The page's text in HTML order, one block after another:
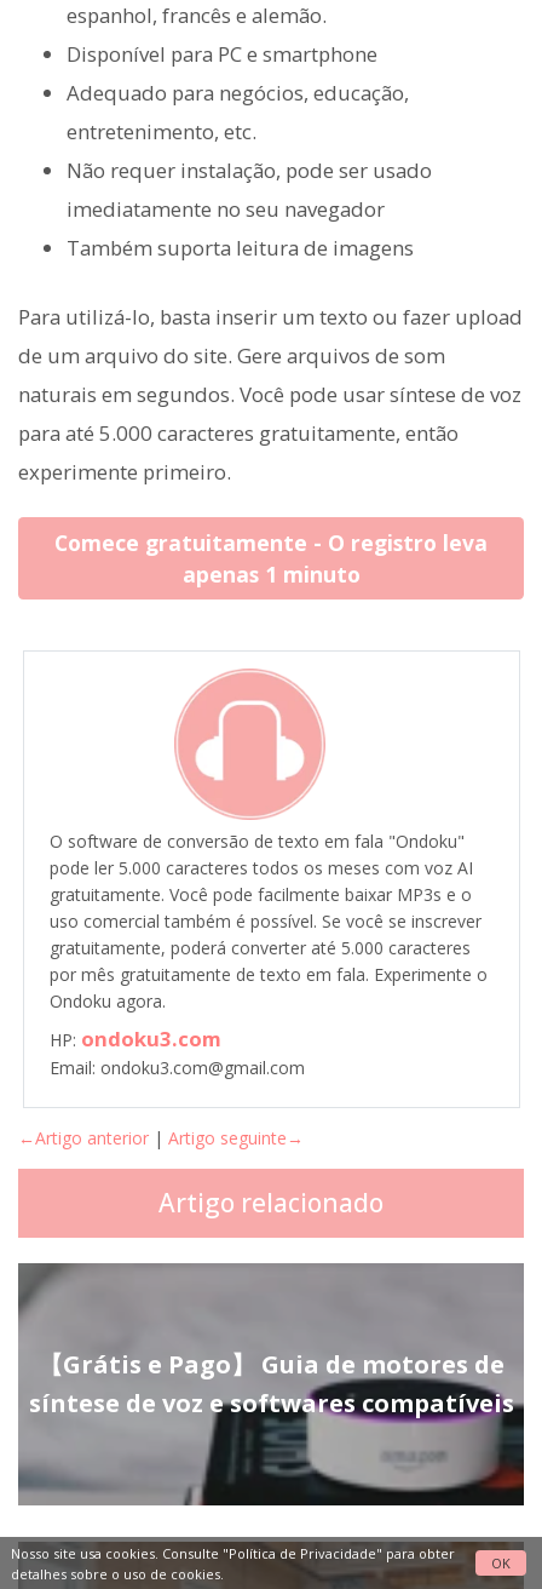
espanhol, francês e alemão.
Disponível para PC e smartphone
Adequado para negócios, educação,
entretenimento, etc.
Não requer instalação, pode ser usado
imediatamente no seu navegador
Também suporta leitura de imagens
Para utilizá-lo, basta inserir um texto ou fazer upload
de um arquivo do site. Gere arquivos de som
naturais em segundos. Você pode usar síntese de voz
para até 5.000 caracteres gratuitamente, então
experimente primeiro.
Comece gratuitamente - O registro leva
apenas 1 minuto
O software de conversão de texto em fala "Ondoku"
pode ler 5.000 caracteres todos os meses com voz AI
gratuitamente. Você pode facilmente baixar MP3s e o
uso comercial também é possível. Se você se inscrever
gratuitamente, poderá converter até 5.000 caracteres
por mês gratuitamente de texto em fala. Experimente o
Ondoku agora.
HP: ondoku3.com
Email: ondoku3.com@gmail.com
←Artigo anterior | Artigo seguinte→
Artigo relacionado
【Grátis e Pago】 Guia de motores de
síntese de voz e softwares compatíveis
Nosso site usa cookies. Consulte "Política de Privacidade" para obter
detalhes sobre o uso de cookies.
OK